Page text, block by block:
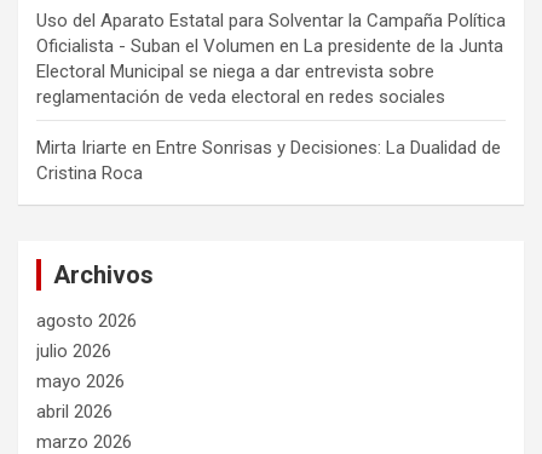
Uso del Aparato Estatal para Solventar la Campaña Política
Oficialista - Suban el Volumen en La presidente de la Junta
Electoral Municipal se niega a dar entrevista sobre
reglamentación de veda electoral en redes sociales
Mirta Iriarte en Entre Sonrisas y Decisiones: La Dualidad de
Cristina Roca
Archivos
agosto 2026
julio 2026
mayo 2026
abril 2026
marzo 2026